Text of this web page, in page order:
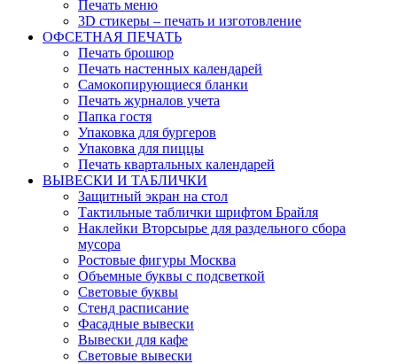
Печать меню
3D стикеры – печать и изготовление
ОФСЕТНАЯ ПЕЧАТЬ
Печать брошюр
Печать настенных календарей
Cамокопирующиеся бланки
Печать журналов учета
Папка гостя
Упаковка для бургеров
Упаковка для пиццы
Печать квартальных календарей
ВЫВЕСКИ И ТАБЛИЧКИ
Защитный экран на стол
Тактильные таблички шрифтом Брайля
Наклейки Вторсырье для раздельного сбора
мусора
Ростовые фигуры Москва
Объемные буквы с подсветкой
Световые буквы
Стенд расписание
Фасадные вывески
Вывески для кафе
Световые вывески